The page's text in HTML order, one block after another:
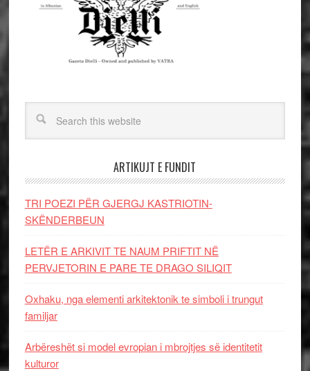
ARTIKUJT E FUNDIT
TRI POEZI PËR GJERGJ KASTRIOTIN-
SKËNDERBEUN
LETËR E ARKIVIT TE NAUM PRIFTIT NË
PERVJETORIN E PARE TE DRAGO SILIQIT
Oxhaku, nga elementi arkitektonik te simboli i trungut
familjar
Arbëreshët si model evropian i mbrojtjes së identitetit
kulturor